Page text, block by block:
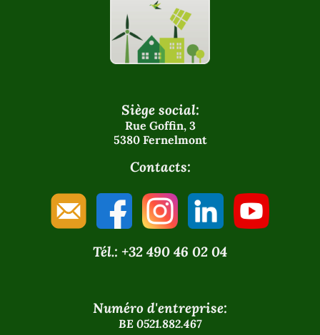
Siège social:
Rue Goffin, 3
5380 Fernelmont
Contacts:
Tél.: +32 490 46 02 04
Numéro d'entreprise:
BE 0521.882.467